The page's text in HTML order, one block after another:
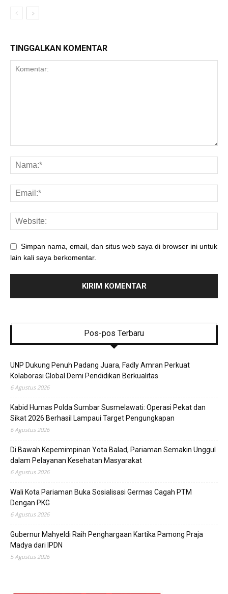
TINGGALKAN KOMENTAR
Simpan nama, email, dan situs web saya di browser ini untuk
lain kali saya berkomentar.
Pos-pos Terbaru
UNP Dukung Penuh Padang Juara, Fadly Amran Perkuat
Kolaborasi Global Demi Pendidikan Berkualitas
6 Agustus 2026
Kabid Humas Polda Sumbar Susmelawati: Operasi Pekat dan
Sikat 2026 Berhasil Lampaui Target Pengungkapan
6 Agustus 2026
Di Bawah Kepemimpinan Yota Balad, Pariaman Semakin Unggul
dalam Pelayanan Kesehatan Masyarakat
6 Agustus 2026
Wali Kota Pariaman Buka Sosialisasi Germas Cagah PTM
Dengan PKG
6 Agustus 2026
Gubernur Mahyeldi Raih Penghargaan Kartika Pamong Praja
Madya dari IPDN
5 Agustus 2026